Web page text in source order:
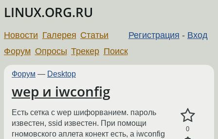
LINUX.ORG.RU
Регистрация - Вход
Новости Галерея Статьи
Форум Опросы Трекер Поиск
Форум — Desktop
wep и iwconfig
0
Есть сетка с wep шифорванием. пароль
известен, ssid известен. При помощи
гномовского аплета конект есть, а iwconfig